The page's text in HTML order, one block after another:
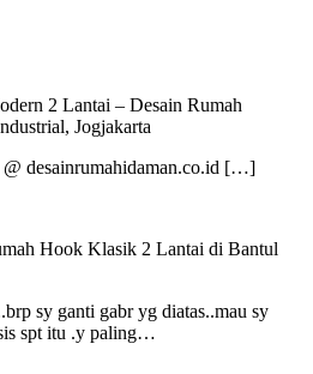
2 Lantai – Desain Rumah
Jogjakarta
desainrumahidaman.co.id […]
Hook Klasik 2 Lantai di Bantul
sy ganti gabr yg diatas..mau sy
spt itu .y paling…